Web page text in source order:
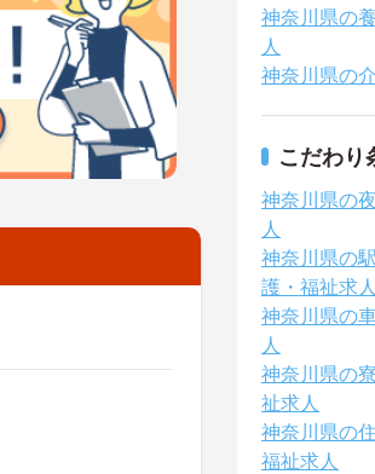
神奈川県の
人
神奈川県の
こだわり
神奈川県の
人
神奈川県の
護・福祉求人
神奈川県の
人
神奈川県の
祉求人
神奈川県の
福祉求人